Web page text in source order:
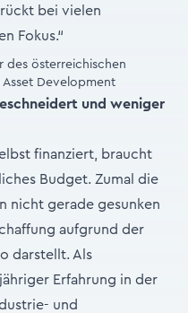
bei vielen
Fokus.“
des österreichischen
Development
und weniger
finanziert, braucht
Budget. Zumal die
nicht gerade gesunken
aufgrund der
darstellt. Als
Erfahrung in der
und